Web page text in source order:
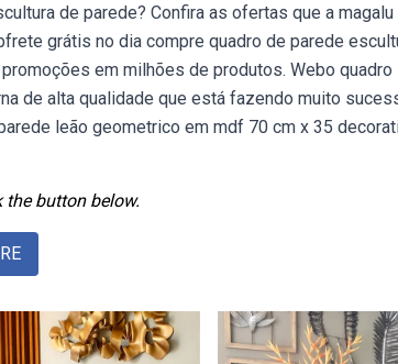
de parede? Confira as ofertas que a magalu
grátis no dia compre quadro de parede
em milhões de produtos. Webo quadro
de alta qualidade que está fazendo muito
leão geometrico em mdf 70 cm x 35
button below.